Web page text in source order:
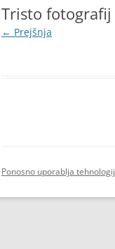
Tristo
← Prejšnja
Ponosno uporablja